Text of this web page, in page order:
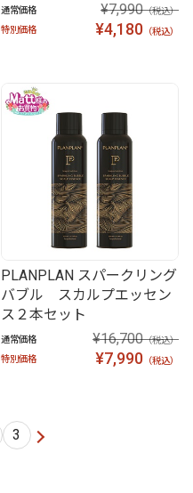
通常価格 ¥7,990（税込）
特別価格
¥4,180 （税込）
PLANPLAN スパークリング
バブル スカルプエッセン
ス２本セット
通常価格 ¥16,700（税込）
特別価格
¥7,990 （税込）
3 次